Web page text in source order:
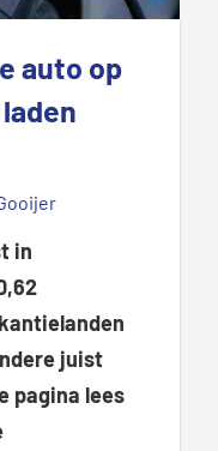
auto op
in
juist
pagina lees